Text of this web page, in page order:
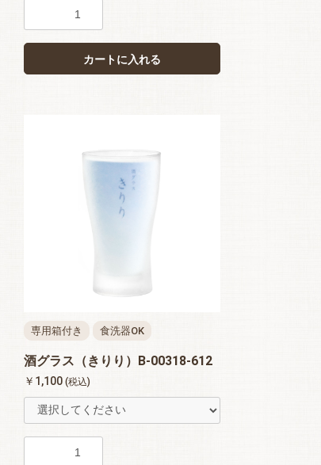
カートに入れる
専用箱付き 食洗器OK
酒グラス（きりり）B-00318-612
￥1,100 (税込)